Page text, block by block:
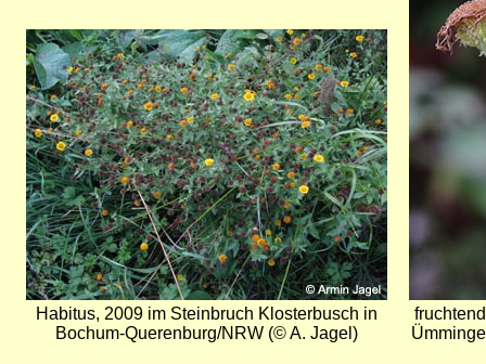
Bild
Habitus, 2009 im Steinbruch Klosterbusch in
Bochum-Querenburg/NRW (© A. Jagel)